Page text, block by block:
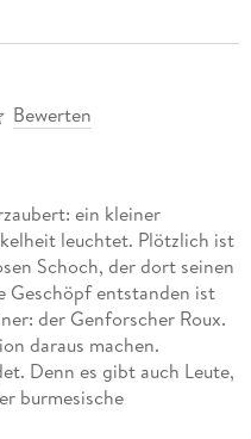
Bewerten
ein kleiner
leuchtet. Plötzlich ist
Schoch, der dort seinen
Geschöpf entstanden ist
der Genforscher Roux.
daraus machen.
Denn es gibt auch Leute,
burmesische